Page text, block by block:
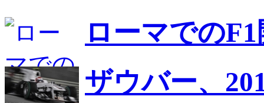
ローマでの
ザウバー、